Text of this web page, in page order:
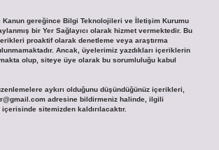
Kanun gereğince Bilgi Teknolojileri ve İletişim Kurumu
bir Yer Sağlayıcı olarak hizmet vermektedir. Bu
proaktif olarak denetleme veya araştırma
Ancak, üyelerimiz yazdıkları içeriklerin
olup, siteye üye olarak bu sorumluluğu kabul
aykırı olduğunu düşündüğünüz içerikleri,
adresine bildirmeniz halinde, ilgili
sitemizden kaldırılacaktır.